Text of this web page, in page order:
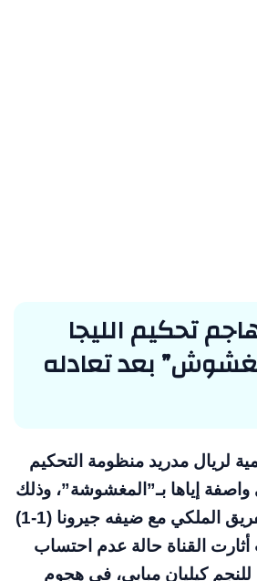
تحكيم الليجا
بعد تعادله
لريال مدريد منظومة التحكيم
إياها بـ”المغشوشة”، وذلك
على خلفية تعادل الفريق الملكي مع ضيفه جيرونا (1-1)
31، حيث أثارت القناة حالة عدم احتساب
كيليان مبابي، في هجوم